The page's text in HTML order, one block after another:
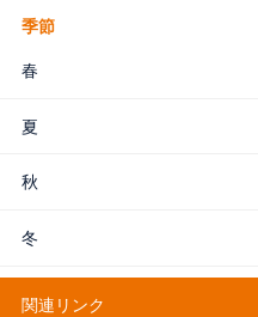
季節
春
夏
秋
冬
関連リンク